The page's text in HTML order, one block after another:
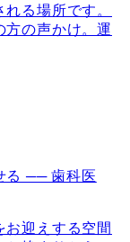
る場所です。
方の声かけ。運
る ── 歯科医
迎えする空間